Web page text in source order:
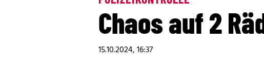
Chaos auf 2
15.10.2024, 16:37